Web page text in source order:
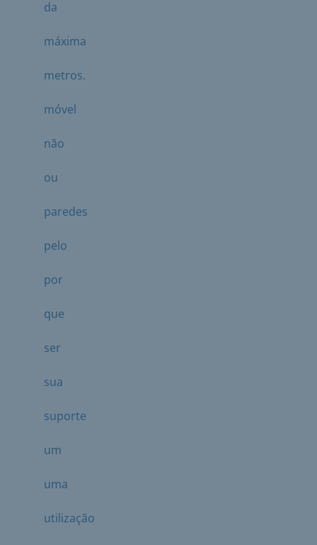
da
máxima
metros.
móvel
não
ou
paredes
pelo
por
que
ser
sua
suporte
um
uma
utilização